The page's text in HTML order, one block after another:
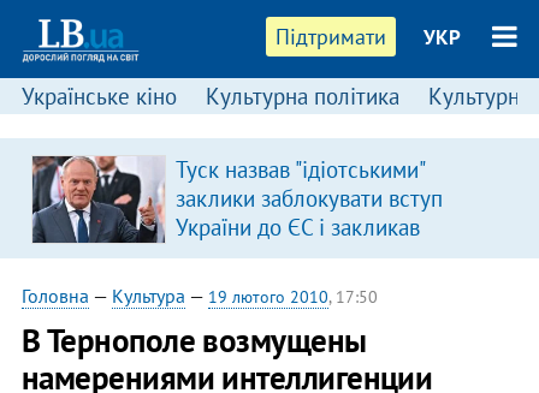
Підтримати УКР
Українське кіно Культурна політика Культурні
Туск назвав "ідіотськими"
заклики заблокувати вступ
України до ЄС і закликав
припинити антиукраїнську
риторику
Головна — Культура — 19 лютого 2010, 17:50
В Тернополе возмущены
намерениями интеллигенции